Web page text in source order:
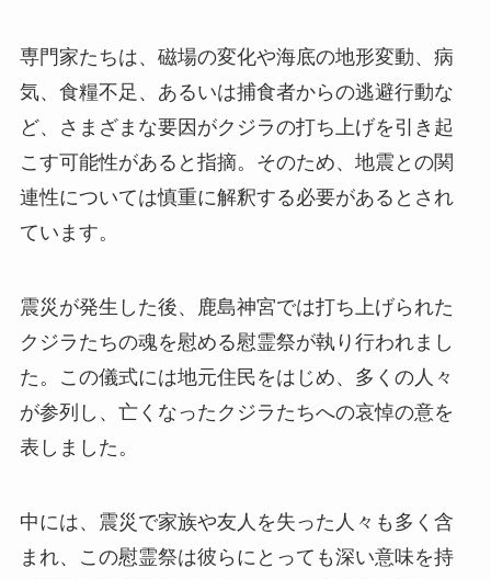
専門家たちは、磁場の変化や海底の地形変動、病
気、食糧不足、あるいは捕食者からの逃避行動な
ど、さまざまな要因がクジラの打ち上げを引き起
こす可能性があると指摘。そのため、地震との関
連性については慎重に解釈する必要があるとされ
ています。
震災が発生した後、鹿島神宮では打ち上げられた
クジラたちの魂を慰める慰霊祭が執り行われまし
た。この儀式には地元住民をはじめ、多くの人々
が参列し、亡くなったクジラたちへの哀悼の意を
表しました。
中には、震災で家族や友人を失った人々も多く含
まれ、この慰霊祭は彼らにとっても深い意味を持